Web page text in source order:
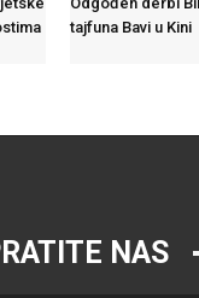
tajfuna Bavi u Kini
NAS